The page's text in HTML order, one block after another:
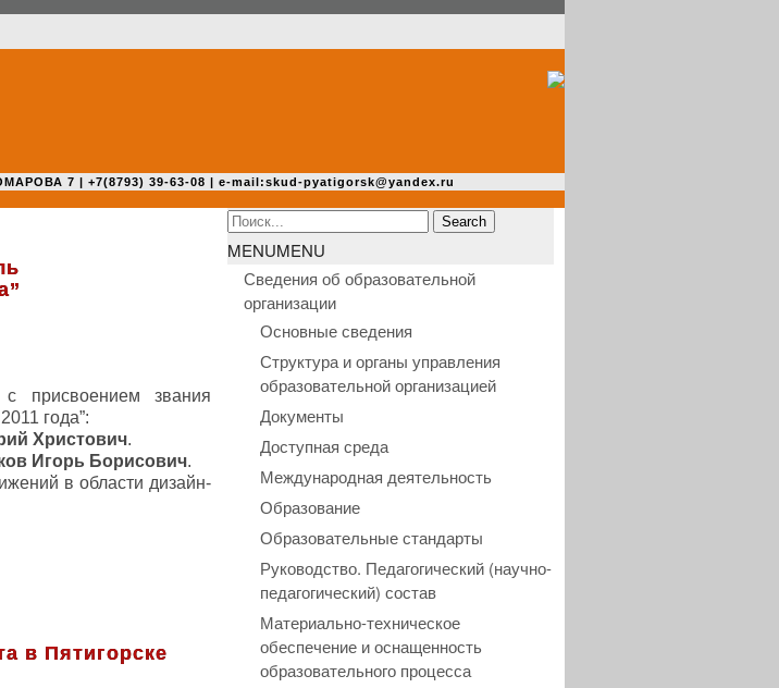
7 | +7(8793) 39-63-08 | e-mail:skud-pyatigorsk@yandex.ru
при­сво­е­ни­ем звания
года”:
Хри­сто­вич.
Игорь Бори­со­вич.
в области дизайн-
в Пятигорске
Search
for:
MENUMENU
Сведения об образовательной
организации
Основные сведения
Структура и органы управления
образовательной организацией
Документы
Доступная среда
Международная деятельность
Образование
Образовательные стандарты
Руководство. Педагогический (научно-
педагогический) состав
Материально-техническое
обеспечение и оснащенность
образовательного процесса